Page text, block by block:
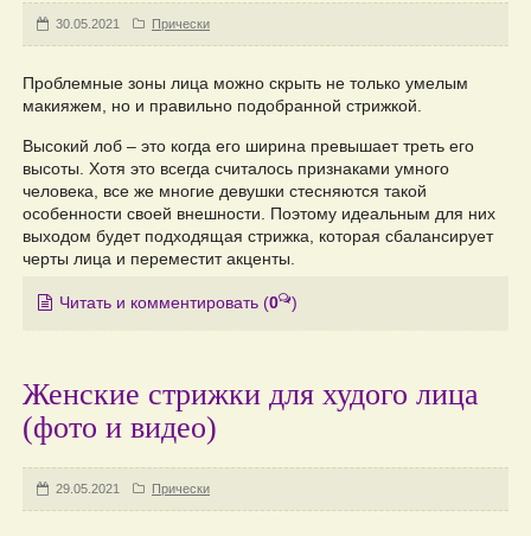
30.05.2021 Прически
Проблемные зоны лица можно скрыть не только умелым
макияжем, но и правильно подобранной стрижкой.
Высокий лоб – это когда его ширина превышает треть его
высоты. Хотя это всегда считалось признаками умного
человека, все же многие девушки стесняются такой
особенности своей внешности. Поэтому идеальным для них
выходом будет подходящая стрижка, которая сбалансирует
черты лица и переместит акценты.
Читать и комментировать (0 )
Женские стрижки для худого лица
(фото и видео)
29.05.2021 Прически